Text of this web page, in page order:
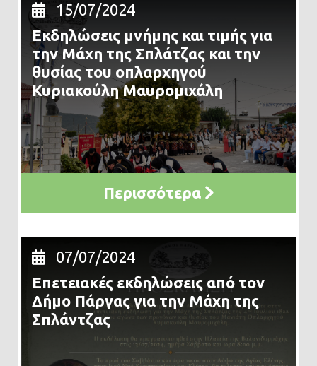
15/07/2024
Εκδηλώσεις μνήμης και τιμής για
την Μάχη της Σπλάτζας και την
θυσίας του οπλαρχηγού
Κυριακούλη Μαυρομιχάλη
Περισσότερα
07/07/2024
Επετειακές εκδηλώσεις από τον
Δήμο Πάργας για την Μάχη της
Σπλάντζας